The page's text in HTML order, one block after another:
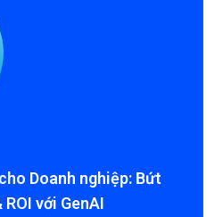
Doanh nghiệp: Bứt
với GenAI